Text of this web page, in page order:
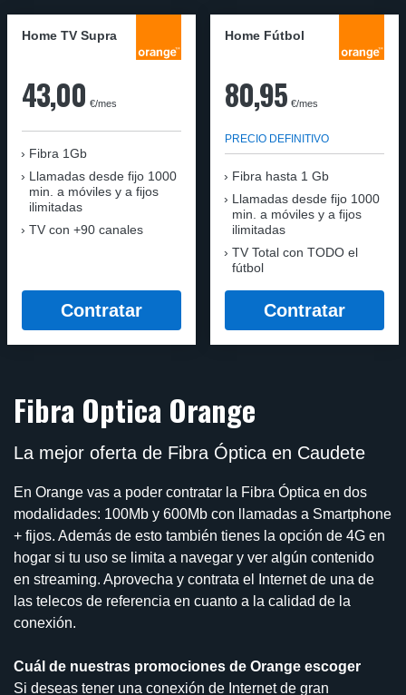
Home TV Supra
43,00 €/mes
Fibra 1Gb
Llamadas desde fijo 1000
min. a móviles y a fijos
ilimitadas
TV con +90 canales
Contratar
Home Fútbol
80,95 €/mes
PRECIO DEFINITIVO
Fibra hasta 1 Gb
Llamadas desde fijo 1000
min. a móviles y a fijos
ilimitadas
TV Total con TODO el
fútbol
Contratar
Fibra Optica Orange
La mejor oferta de Fibra Óptica en Caudete
En Orange vas a poder contratar la Fibra Óptica en dos
modalidades: 100Mb y 600Mb con llamadas a Smartphone
+ fijos. Además de esto también tienes la opción de 4G en
hogar si tu uso se limita a navegar y ver algún contenido
en streaming. Aprovecha y contrata el Internet de una de
las telecos de referencia en cuanto a la calidad de la
conexión.
Cuál de nuestras promociones de Orange escoger
Si deseas tener una conexión de Internet de gran